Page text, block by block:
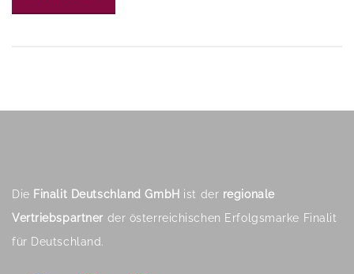
Die Finalit Deutschland GmbH ist der regionale
Vertriebspartner der österreichischen Erfolgsmarke Finalit
für Deutschland.